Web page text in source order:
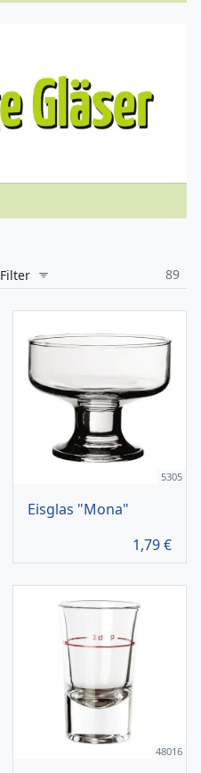
Filter 89
5305
Eisglas "Mona"
1,79€
48016